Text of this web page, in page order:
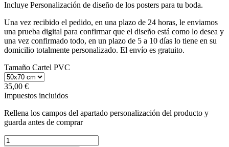
Incluye Personalización de diseño de los posters para tu boda.
Una vez recibido el pedido, en una plazo de 24 horas, le enviamos
una prueba digital para confirmar que el diseño está como lo desea y
una vez confirmado todo, en un plazo de 5 a 10 días lo tiene en su
domicilio totalmente personalizado. El envío es gratuito.
Tamaño Cartel PVC
35,00 €
Impuestos incluidos
Rellena los campos del apartado personalización del producto y
guarda antes de comprar